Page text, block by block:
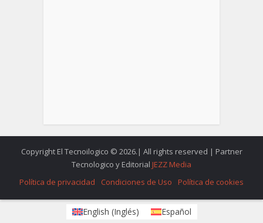
Copyright El Tecnoilogico © 2026.| All rights reserved | Partner
Tecnologico y Editorial JEZZ Media
Política de privacidad
Condiciones de Uso Política de cookies
English (Inglés) Español